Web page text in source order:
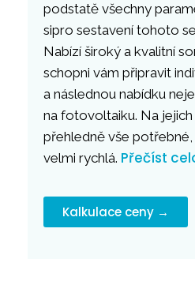
podstatě všechny
sipro sestavení tohoto
Nabízí široký a kvalitní
schopni vám připravit
a následnou nabídku
na fotovoltaiku. Na
přehledně vše
velmi rychlá. Přečíst
Kalkulace ceny →